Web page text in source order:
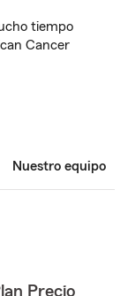
tiempo
Cancer
Nuestro equipo
Precio